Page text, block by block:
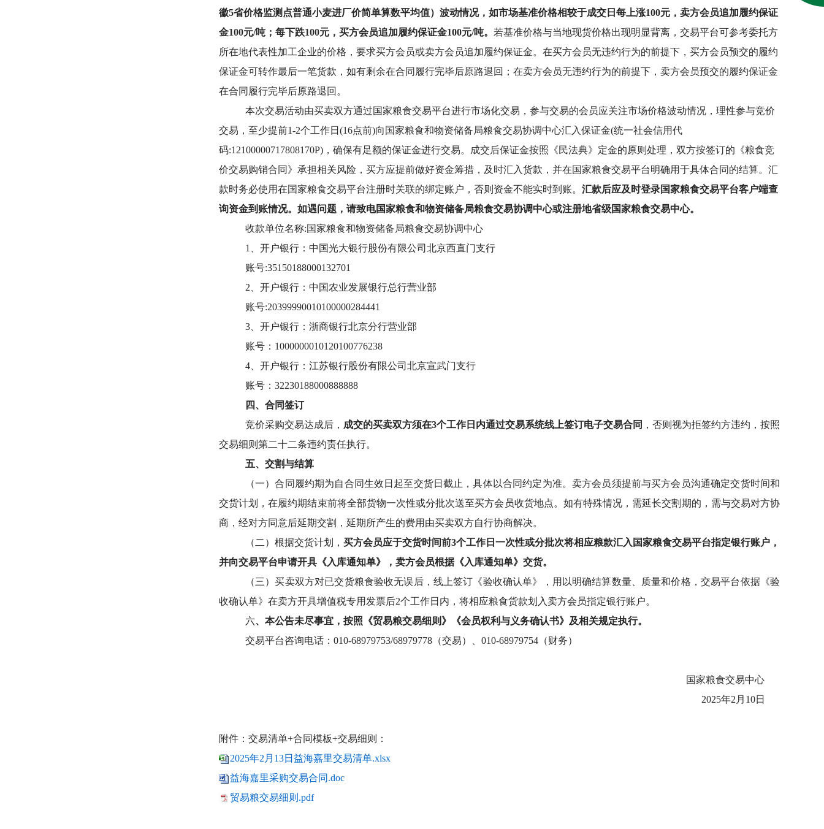
徽5省价格监测点普通小麦进厂价简单算数平均值）波动情况，如市场基准价格相较于成交日每上涨100元，卖方会员追加履约保证
金100元/吨；每下跌100元，买方会员追加履约保证金100元/吨。 若基准价格与当地现货价格出现明显背离，交易平台可参考委托方
所在地代表性加工企业的价格，要求买方会员或卖方会员追加履约保证金。在买方会员无违约行为的前提下，买方会员预交的履约
保证金可转作最后一笔货款，如有剩余在合同履行完毕后原路退回；在卖方会员无违约行为的前提下，卖方会员预交的履约保证金
在合同履行完毕后原路退回。
本次交易活动由买卖双方通过国家粮食交易平台进行市场化交易，参与交易的会员应关注市场价格波动情况，理性参与竞价
交易，至少提前1-2个工作日(16点前)向国家粮食和物资储备局粮食交易协调中心汇入保证金(统一社会信用代
码:12100000717808170P)，确保有足额的保证金进行交易。成交后保证金按照《民法典》定金的原则处理，双方按签订的《粮食竞
价交易购销合同》承担相关风险，买方应提前做好资金筹措，及时汇入货款，并在国家粮食交易平台明确用于具体合同的结算。汇
款时务必使用在国家粮食交易平台注册时关联的绑定账户，否则资金不能实时到账。 汇款后应及时登录国家粮食交易平台客户端查
询资金到账情况。如遇问题，请致电国家粮食和物资储备局粮食交易协调中心或注册地省级国家粮食交易中心。
收款单位名称:国家粮食和物资储备局粮食交易协调中心
1
、开户银行：中国光大银行股份有限公司北京西直门支行
账号:35150188000132701
2 、开户银行：中国农业发展银行总行营业部
账号:20399990010100000284441
3 、开户银行：浙商银行北京分行营业部
账号：1000000010120100776238
4 、开户银行：江苏银行股份有限公司北京宣武门支行
账号：32230188000888888
四、合同签订
竞价采购交易达成后， 成交的买卖双方须在3个工作日内通过交易系统线上签订电子交易合同 ，否则视为拒签约方违约，按照
交易细则第二十二条违约责任执行。
五、交割与结算
（一）合同履约期为自合同生效日起至交货日截止，具体以合同约定为准。卖方会员须提前与买方会员沟通确定交货时间和
交货计划，在履约期结束前将全部货物一次性或分批次送至买方会员收货地点。 如有特殊情况，需延长交割期的，需与交易对方协
商，经对方同意后延期交割，延期所产生的费用由买卖双方自行协商解决。
（二）根据交货计划， 买方会员应于交货时间前3个工作日一次性或分批次将相应粮款汇入 国家粮食交易平台指定银行账户，
并向交易平台申请开具《入库通知单》，卖方会员根据《入库通知单》交货。
（三）买卖双方对已交货粮食验收无误后，线上签订《验收确认单》，用以明确结算数量、质量和价格，交易平台依据《验
收确认单》在卖方开具增值税专用发票后2个工作日 内，将相应粮食货款划入卖方会员指定银行账户。
六、本公告未尽事宜，按照《贸易粮交易细则》《会员权利与义务确认书》及相关规定执行。
交易平台咨询电话：010-68979753/68979778（交易）、010-68979754（财务）
国家粮食交易中心
2025年2月10日
附件：交易清单+合同模板+交易细则：
2025年2月13日益海嘉里交易清单.xlsx
益海嘉里采购交易合同.doc
贸易粮交易细则.pdf